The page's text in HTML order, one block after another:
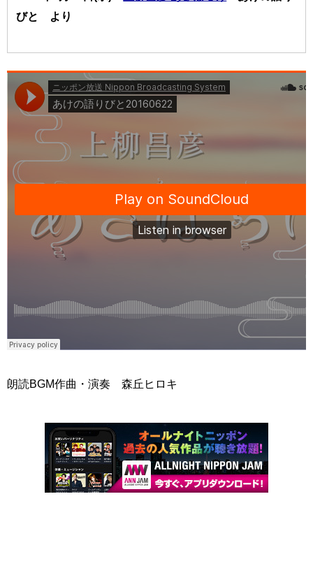
びと より
朗読BGM作曲・演奏 森丘ヒロキ